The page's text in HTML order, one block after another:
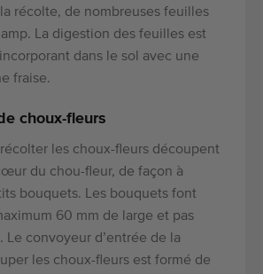
récolte, de nombreuses feuilles
La digestion des feuilles est
dans le sol avec une
fraise.
choux-fleurs
les choux-fleurs découpent
du chou-fleur, de façon à
bouquets. Les bouquets font
60 mm de large et pas
Le convoyeur d’entrée de la
les choux-fleurs est formé de